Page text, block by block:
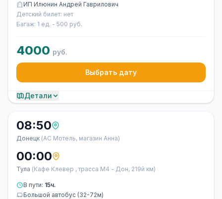
ИП Илюнин Андрей Гаврилович
Детский билет: нет
Багаж: 1 ед. - 500 руб.
4000 руб.
Выбрать дату
Детали
08:50
Донецк (АС Мотель, магазин Анна)
00:00
Тула (Кафе Клевер , трасса М4 - Дон, 219й км)
В пути: 15ч.
Большой автобус (32-72м)